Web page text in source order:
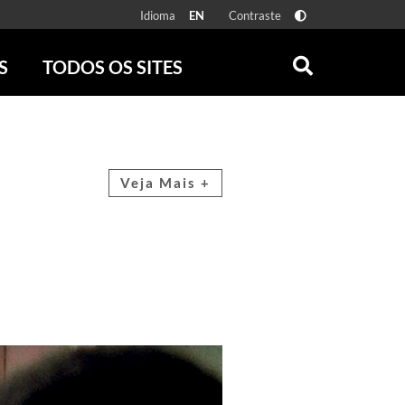
Idioma EN Contraste
TODOS OS SITES
CAROLINA MARIA DE JESUS
Veja Mais +